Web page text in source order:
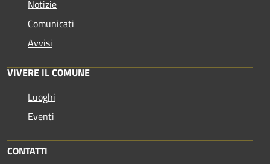
Notizie
Comunicati
Avvisi
VIVERE IL COMUNE
Luoghi
Eventi
CONTATTI